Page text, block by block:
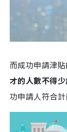
而成功申請津
才的人數不得
功申請人符合